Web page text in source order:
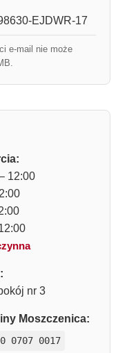
EJDWR-17
e-mail nie może
12:00
nr 3
Moszczenica:
0707 0017